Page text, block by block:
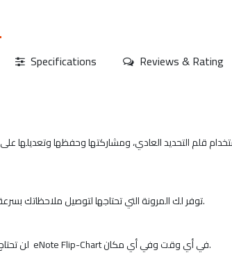
Specifications Reviews & Rating
سواء كنت تفضل الاتصال المباشر أو غير المباشر، فإن eNote Flip-Chart توفر لك المرونة التي تحتاجها لتوصيل ملاحظاتك بسرعة وسهولة إلى أجهزتك الذكية.
لن تحتاج لأي تكامل تقني معقد أو دعم من قسم تكنولوجيا المعلومات. بضغطة زر، يمكنك البدء في استخدام eNote Flip-Chart في أي وقت وفي أي مكان.